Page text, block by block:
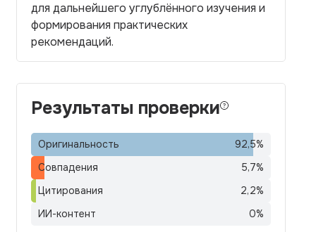
для дальнейшего углублённого изучения и
формирования практических
рекомендаций.
Результаты проверки
Оригинальность 92,5%
Совпадения
5,7%
Цитирования
2,2%
ИИ-контент
0%